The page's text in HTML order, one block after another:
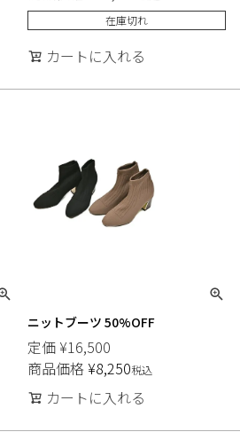
在庫切れ
カートに入れる
ニットブーツ 50%OFF
定価 ¥16,500
商品価格 ¥8,250税込
カートに入れる